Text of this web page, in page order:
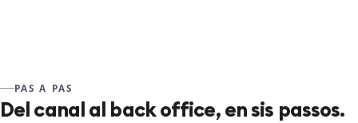
PAS A PAS
Del canal al back office, en sis passos.